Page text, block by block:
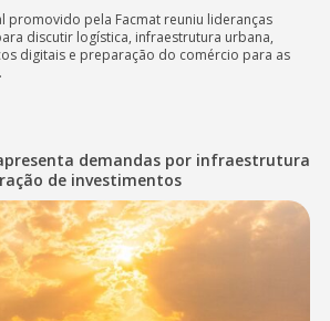
promovido pela Facmat reuniu lideranças
discutir logística, infraestrutura urbana,
digitais e preparação do comércio para as
demandas por infraestrutura
de investimentos